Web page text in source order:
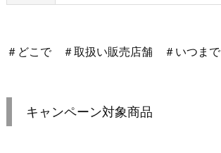
＃どこで ＃取扱い販売店舗 ＃いつまで
キャンペーン対象商品